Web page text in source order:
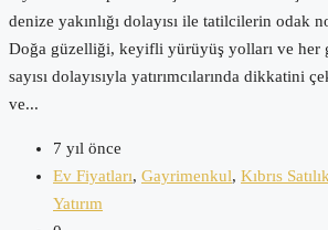
denize yakınlığı dolayısı ile tatilcilerin odak
Doğa güzelliği, keyifli yürüyüş yolları ve her
sayısı dolayısıyla yatırımcılarında dikkatini
ve...
7 yıl önce
Ev Fiyatları, Gayrimenkul, Kıbrıs
Yatırım